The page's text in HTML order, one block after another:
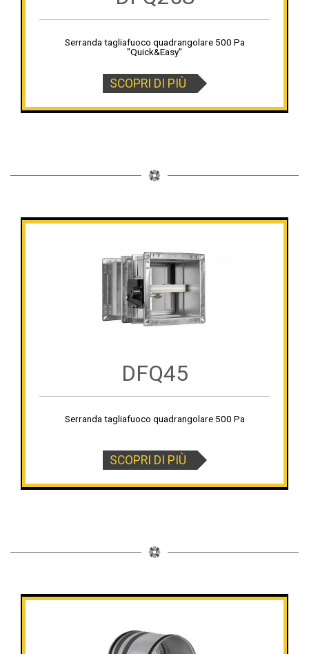
Serranda tagliafuoco quadrangolare 500 Pa
"Quick&Easy"
SCOPRI DI PIÙ
DFQ45
Serranda tagliafuoco quadrangolare 500 Pa
SCOPRI DI PIÙ